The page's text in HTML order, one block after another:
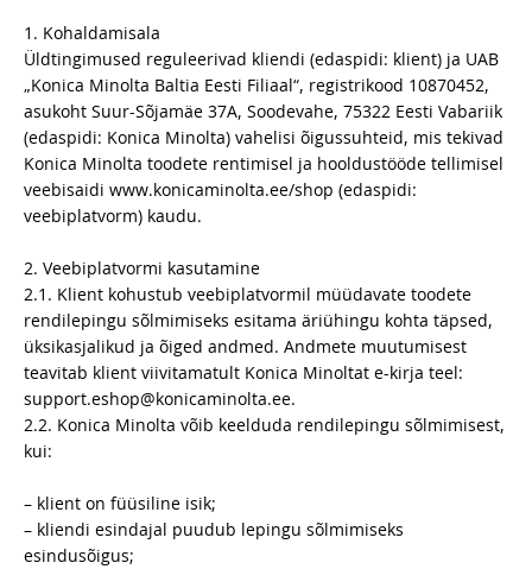
1. Kohaldamisala
Üldtingimused reguleerivad kliendi (edaspidi: klient) ja UAB
„Konica Minolta Baltia Eesti Filiaal“, registrikood 10870452,
asukoht Suur-Sõjamäe 37A, Soodevahe, 75322 Eesti Vabariik
(edaspidi: Konica Minolta) vahelisi õigussuhteid, mis tekivad
Konica Minolta toodete rentimisel ja hooldustööde tellimisel
veebisaidi www.konicaminolta.ee/shop (edaspidi:
veebiplatvorm) kaudu.
2. Veebiplatvormi kasutamine
2.1. Klient kohustub veebiplatvormil müüdavate toodete
rendilepingu sõlmimiseks esitama äriühingu kohta täpsed,
üksikasjalikud ja õiged andmed. Andmete muutumisest
teavitab klient viivitamatult Konica Minoltat e-kirja teel:
support.eshop@konicaminolta.ee.
2.2. Konica Minolta võib keelduda rendilepingu sõlmimisest,
kui:
– klient on füüsiline isik;
– kliendi esindajal puudub lepingu sõlmimiseks
esindusõigus;